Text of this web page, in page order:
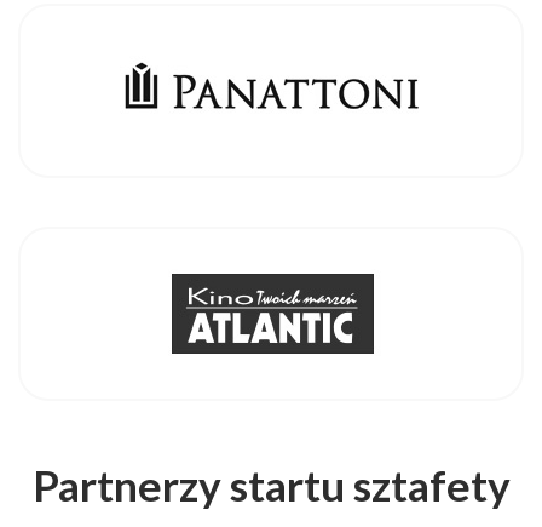
Partnerzy startu sztafety